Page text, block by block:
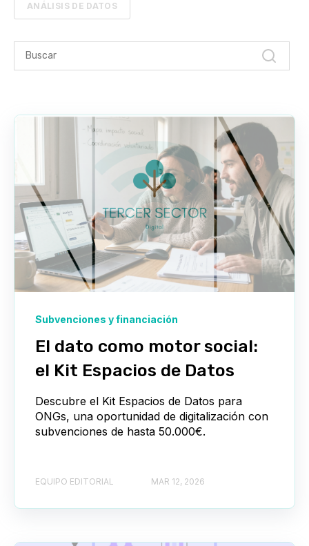
ANÁLISIS DE DATOS
Subvenciones y financiación
El dato como motor social:
el Kit Espacios de Datos
Descubre el Kit Espacios de Datos para
ONGs, una oportunidad de digitalización con
subvenciones de hasta 50.000€.
EQUIPO EDITORIAL MAR 12, 2026